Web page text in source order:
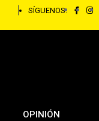
SÍGUENOS:
OPINIÓN